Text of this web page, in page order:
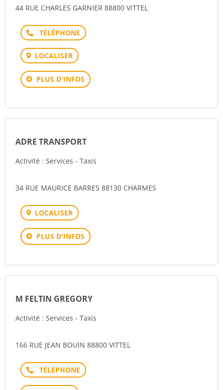
44 RUE CHARLES GARNIER 88800 VITTEL
Téléphone
LOCALISER
PLUS D'INFOS
ADRE TRANSPORT
Activité : Services - Taxis
34 RUE MAURICE BARRES 88130 CHARMES
LOCALISER
PLUS D'INFOS
M FELTIN GREGORY
Activité : Services - Taxis
166 RUE JEAN BOUIN 88800 VITTEL
Téléphone